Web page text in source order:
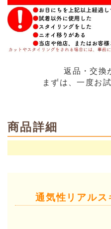
返品・交換
まずは、一度お
商品詳細
通気性リアル